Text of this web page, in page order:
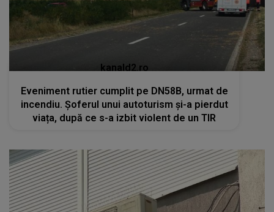
kanald2.ro
Eveniment rutier cumplit pe DN58B, urmat de
incendiu. Șoferul unui autoturism și-a pierdut
viața, după ce s-a izbit violent de un TIR